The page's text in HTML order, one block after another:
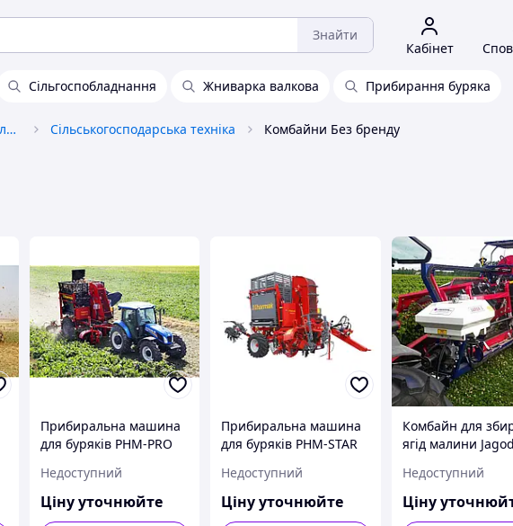
Знайти
Кабінет
Сільгоспобладнання Жниварка валкова Прибирання буряка
Сільгосппродукція, техніка та обладнання Сільськогосподарська техніка Комбайни Без бренду
Прибиральна машина
для буряків PHM-PRO
Недоступний
Ціну уточнюйте
Прибиральна машина
для буряків PHM-STAR
Недоступний
Ціну уточнюйте
Комбайн для
ягід малини
Недоступний
Ціну